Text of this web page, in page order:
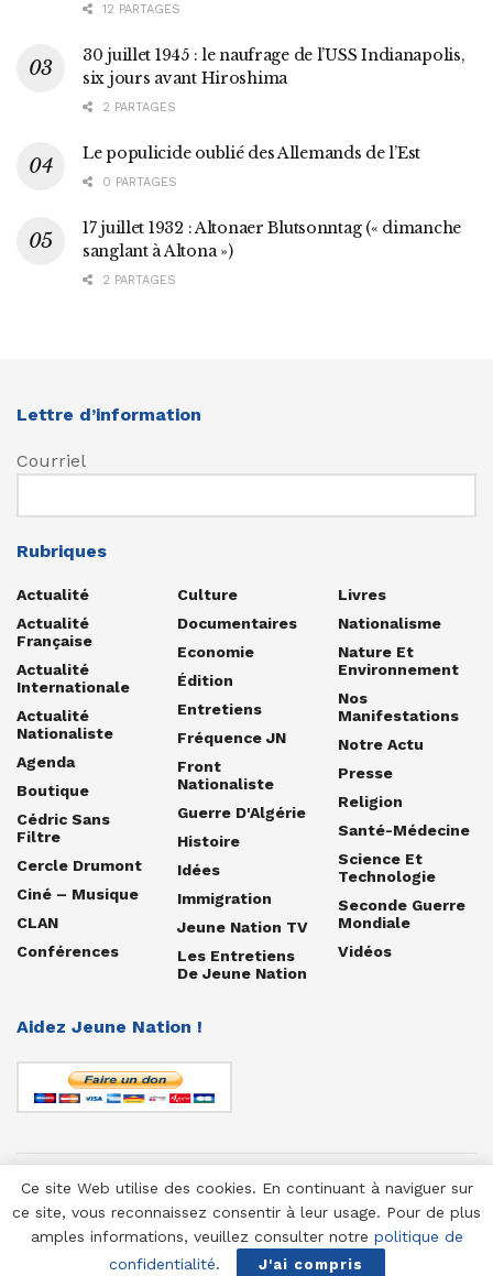
12 PARTAGES
30 juillet 1945 : le naufrage de l’USS Indianapolis,
six jours avant Hiroshima
2 PARTAGES
Le populicide oublié des Allemands de l’Est
0 PARTAGES
17 juillet 1932 : Altonaer Blutsonntag (« dimanche
sanglant à Altona »)
2 PARTAGES
Lettre d’information
Courriel
Rubriques
Actualité
Actualité
Française
Actualité
Internationale
Actualité
Nationaliste
Agenda
Boutique
Cédric Sans
Filtre
Cercle Drumont
Ciné – Musique
CLAN
Conférences
Culture
Documentaires
Economie
Édition
Entretiens
Fréquence JN
Front
Nationaliste
Guerre D'Algérie
Histoire
Idées
Immigration
Jeune Nation TV
Les Entretiens
De Jeune Nation
Livres
Nationalisme
Nature Et
Environnement
Nos
Manifestations
Notre Actu
Presse
Religion
Santé-Médecine
Science Et
Technologie
Seconde Guerre
Mondiale
Vidéos
Aidez Jeune Nation !
© 1958-2025 Jeune Nation
Ce site Web utilise des cookies. En continuant à naviguer sur
ce site, vous reconnaissez consentir à leur usage. Pour de plus
amples informations, veuillez consulter notre politique de
confidentialité. J'ai compris